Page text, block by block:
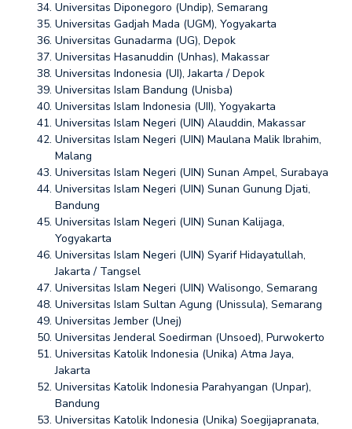
Universitas Diponegoro (Undip), Semarang
Universitas Gadjah Mada (UGM), Yogyakarta
Universitas Gunadarma (UG), Depok
Universitas Hasanuddin (Unhas), Makassar
Universitas Indonesia (UI), Jakarta / Depok
Universitas Islam Bandung (Unisba)
Universitas Islam Indonesia (UII), Yogyakarta
Universitas Islam Negeri (UIN) Alauddin, Makassar
Universitas Islam Negeri (UIN) Maulana Malik Ibrahim,
Malang
Universitas Islam Negeri (UIN) Sunan Ampel, Surabaya
Universitas Islam Negeri (UIN) Sunan Gunung Djati,
Bandung
Universitas Islam Negeri (UIN) Sunan Kalijaga,
Yogyakarta
Universitas Islam Negeri (UIN) Syarif Hidayatullah,
Jakarta / Tangsel
Universitas Islam Negeri (UIN) Walisongo, Semarang
Universitas Islam Sultan Agung (Unissula), Semarang
Universitas Jember (Unej)
Universitas Jenderal Soedirman (Unsoed), Purwokerto
Universitas Katolik Indonesia (Unika) Atma Jaya,
Jakarta
Universitas Katolik Indonesia Parahyangan (Unpar),
Bandung
Universitas Katolik Indonesia (Unika) Soegijapranata,